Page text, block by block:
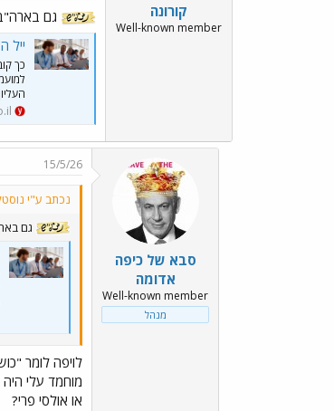
קורונה
Well-known member
גם
ייל
סבא של כיפה
אדומה
Well-known member
מנהל
15/5/26
נכתב ע"י
גם
לויפה לומר
מוחמד עלי היה
או אולסי פרי?